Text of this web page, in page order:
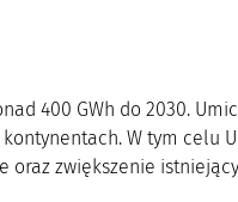
400 GWh do 2030.
W tym celu
oraz zwiększenie